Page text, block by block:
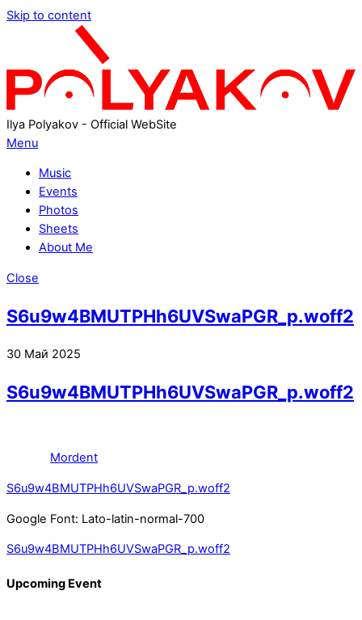
Skip to content
Ilya Polyakov - Official WebSite
Menu
Music
Events
Photos
Sheets
About Me
Close
S6u9w4BMUTPHh6UVSwaPGR_p.woff2
30 Май 2025
S6u9w4BMUTPHh6UVSwaPGR_p.woff2
Mordent
S6u9w4BMUTPHh6UVSwaPGR_p.woff2
Google Font: Lato-latin-normal-700
S6u9w4BMUTPHh6UVSwaPGR_p.woff2
Upcoming Event